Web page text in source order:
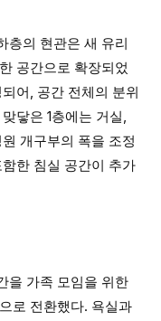
층의 현관은 새 유리
공간으로 확장되었
어, 공간 전체의 분위
닿은 1층에는 거실,
개구부의 폭을 조정
한 침실 공간이 추가
을 가족 모임을 위한
로 전환했다. 욕실과